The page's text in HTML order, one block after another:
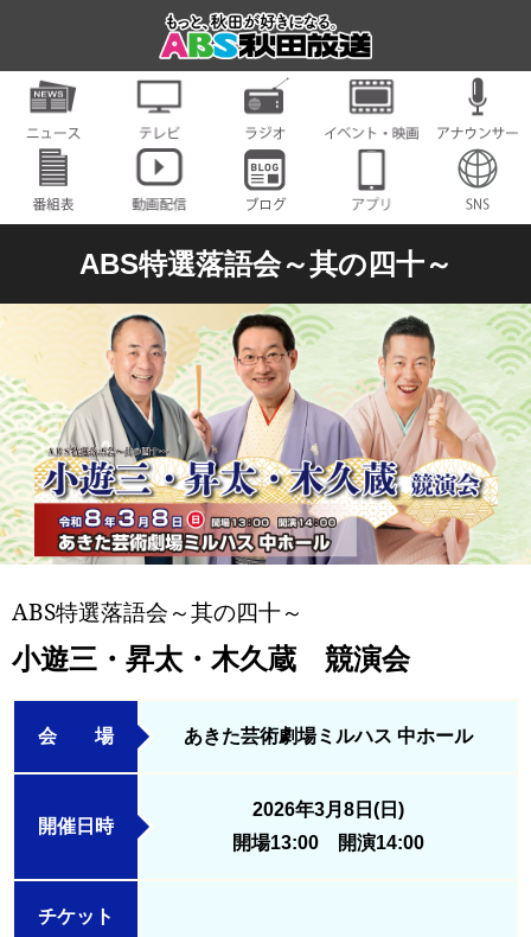
ABS特選落語会～其の四十～
ABS特選落語会～其の四十～
小遊三・昇太・木久蔵 競演会
会 場 あきた芸術劇場ミルハス 中ホール
開催日時
2026年3月8日(日)
開場13:00 開演14:00
チケット